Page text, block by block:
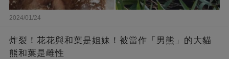
2024/01/24
炸裂！花花與和葉是姐妹！被當作「男熊」的大貓
熊和葉是雌性